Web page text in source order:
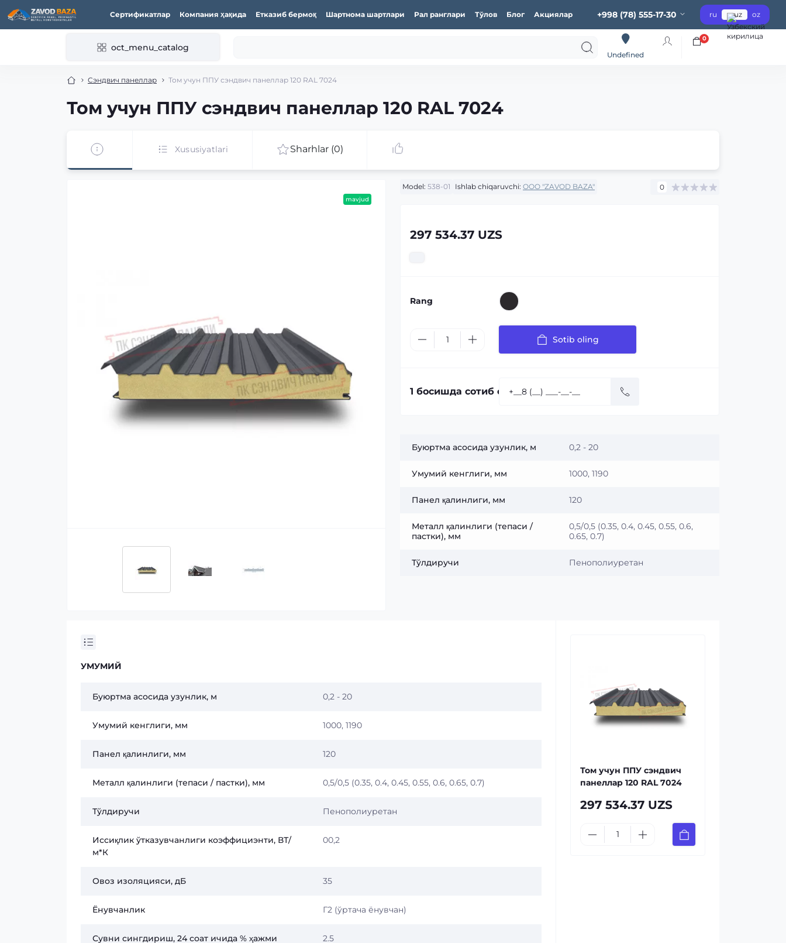
Сертификатлар Компания ҳақида Етказиб бермоқ Шартнома шартлари Рал ранглари Тўлов Блог Акциялар +998 (78) 555-17-30 ru uz oz
oct_menu_catalog
Undefined
0
Сэндвич панеллар Том учун ППУ сэндвич панеллар 120 RAL 7024
Том учун ППУ сэндвич панеллар 120 RAL 7024
Xususiyatlari Sharhlar (0)
mavjud
Model: 538-01 Ishlab chiqaruvchi: OOO "ZAVOD BAZA" 0
297 534.37 UZS
Rang
Sotib oling
1 босишда сотиб олиш:
Буюртма асосида узунлик, м 0,2 - 20
Умумий кенглиги, мм 1000, 1190
Панел қалинлиги, мм 120
Металл қалинлиги (тепаси /
пастки), мм
0,5/0,5 (0.35, 0.4, 0.45, 0.55, 0.6,
0.65, 0.7)
Тўлдиручи Пенополиуретан
УМУМИЙ
Буюртма асосида узунлик, м 0,2 - 20
Умумий кенглиги, мм 1000, 1190
Панел қалинлиги, мм 120
Металл қалинлиги (тепаси / пастки), мм 0,5/0,5 (0.35, 0.4, 0.45, 0.55, 0.6, 0.65, 0.7)
Тўлдиручи Пенополиуретан
Иссиқлик ўтказувчанлиги коэффициэнти, ВТ/
м*К
00,2
Овоз изоляцияси, дБ 35
Ёнувчанлик Г2 (ўртача ёнувчан)
Сувни сингдириш, 24 соат ичида % ҳажми 2.5
Том учун ППУ сэндвич
панеллар 120 RAL 7024
297 534.37 UZS